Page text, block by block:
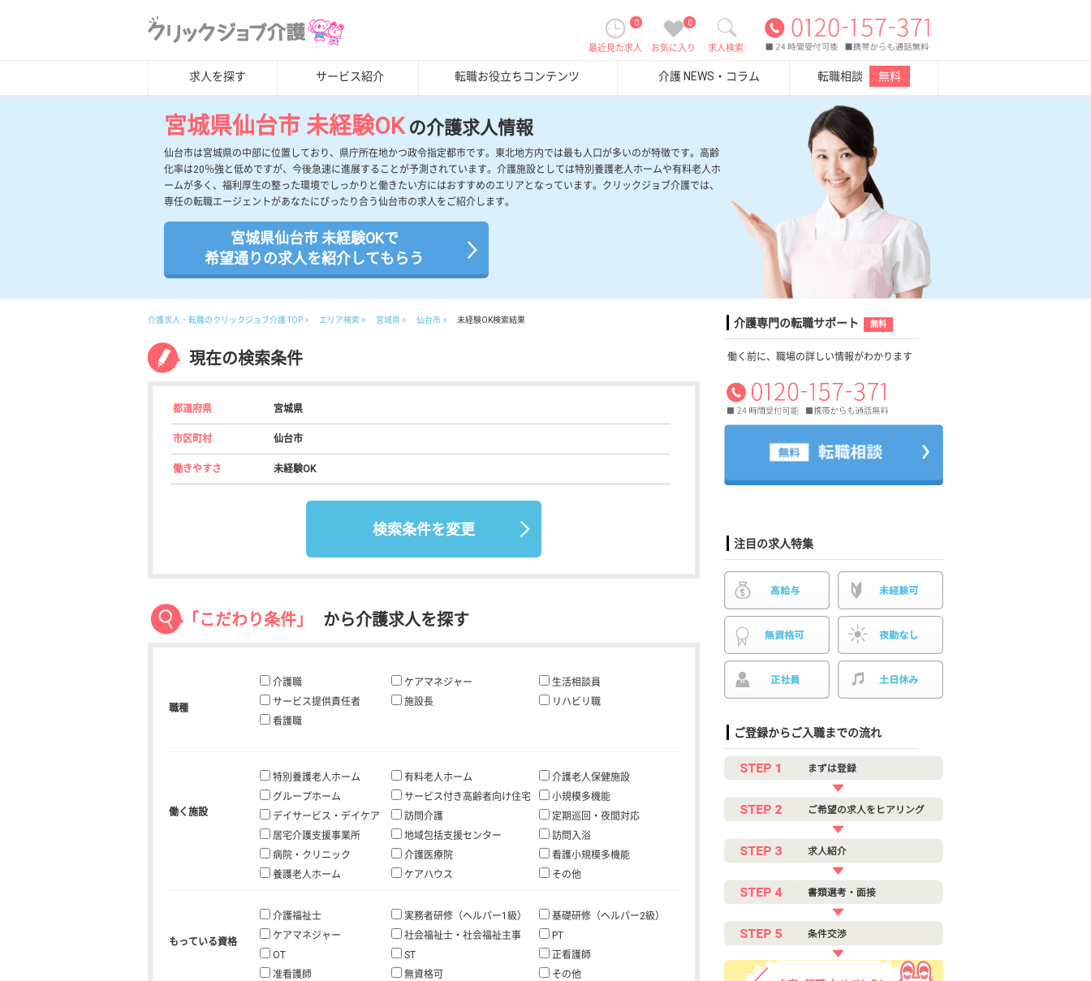
求人検索
0
お気に入り
0
最近見た求人
求人を探す サービス紹介 転職お役立ちコンテンツ 介護 NEWS・コラム 転職相談 無料
宮城県仙台市 未経験OKの介護求人情報
仙台市は宮城県の中部に位置しており、県庁所在地かつ政令指定都市です。東北地方内では最も人口が多いのが特徴です。高齢
化率は20％強と低めですが、今後急速に進展することが予測されています。介護施設としては特別養護老人ホームや有料老人ホ
ームが多く、福利厚生の整った環境でしっかりと働きたい方にはおすすめのエリアとなっています。クリックジョブ介護では、
専任の転職エージェントがあなたにぴったり合う仙台市の求人をご紹介します。
宮城県仙台市 未経験OKで
希望通りの求人を紹介してもらう
介護求人・転職のクリックジョブ介護 TOP エリア検索 宮城県 仙台市 未経験OK検索結果
現在の検索条件
都道府県 宮城県
市区町村 仙台市
働きやすさ 未経験OK
検索条件を変更
「こだわり条件」 から介護求人を探す
職種
介護職 ケアマネジャー
生活相談員
サービス提供責任者
施設長
リハビリ職
看護職
働く施設
特別養護老人ホーム 有料老人ホーム
介護老人保健施設
グループホーム
サービス付き高齢者向け住宅
小規模多機能
デイサービス・デイケア
訪問介護
定期巡回・夜間対応
居宅介護支援事業所
地域包括支援センター
訪問入浴
病院・クリニック
介護医療院
看護小規模多機能
養護老人ホーム
ケアハウス その他
もっている資格
介護福祉士 実務者研修（ヘルパー1級）
基礎研修（ヘルパー2級）
ケアマネジャー
社会福祉士・社会福祉主事
PT
OT
ST
正看護師
准看護師
無資格可 その他
介護専門の転職サポート 無料
働く前に、職場の詳しい情報がわかります
注目の求人特集
ご登録からご入職までの流れ